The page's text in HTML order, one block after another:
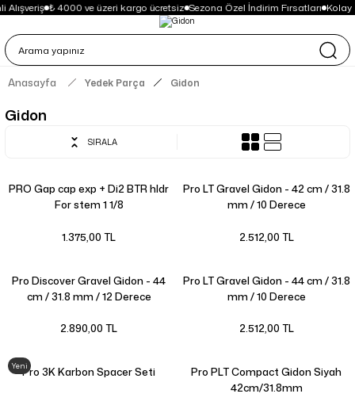
Alışveriş ₺ 4000 ve üzeri kargo ücretsiz Sezona Özel İndirim Fırsatları Kolay
Anasayfa Yedek Parça Gidon
Gidon
SIRALA
PRO Gap cap exp + Di2 BTR hldr
For stem 1 1/8
1.375,00 TL
Pro LT Gravel Gidon - 42 cm / 31.8
mm / 10 Derece
2.512,00 TL
Pro Discover Gravel Gidon - 44
cm / 31.8 mm / 12 Derece
2.890,00 TL
Pro LT Gravel Gidon - 44 cm / 31.8
mm / 10 Derece
2.512,00 TL
YeniPro 3K Karbon Spacer Seti
Pro PLT Compact Gidon Siyah
42cm/31.8mm